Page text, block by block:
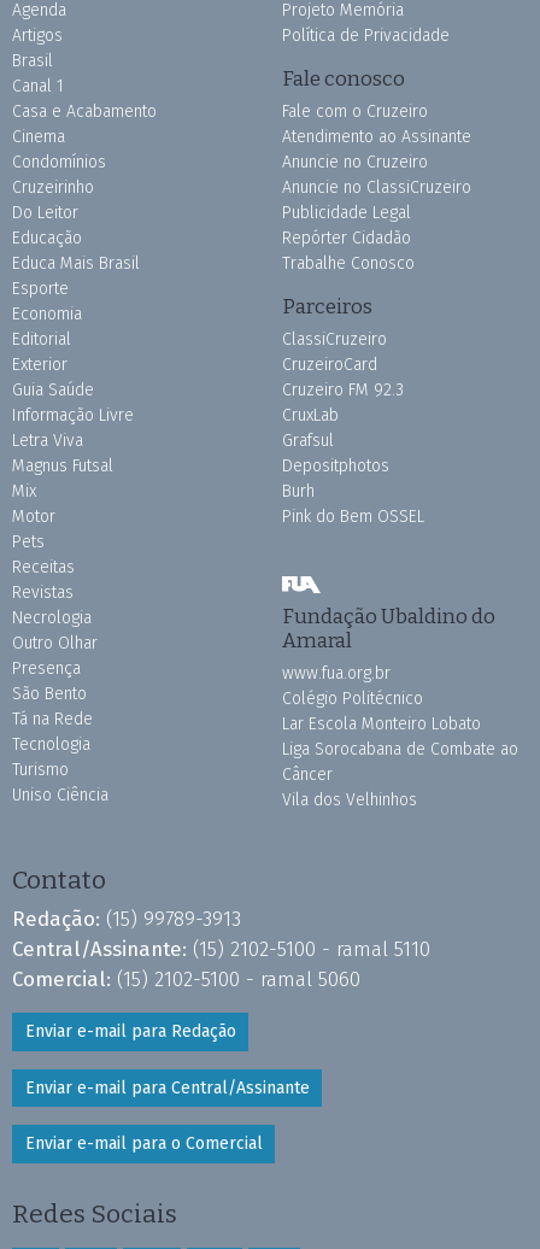
Agenda
Artigos
Brasil
Canal 1
Casa e Acabamento
Cinema
Condomínios
Cruzeirinho
Do Leitor
Educação
Educa Mais Brasil
Esporte
Economia
Editorial
Exterior
Guia Saúde
Informação Livre
Letra Viva
Magnus Futsal
Mix
Motor
Pets
Receitas
Revistas
Necrologia
Outro Olhar
Presença
São Bento
Tá na Rede
Tecnologia
Turismo
Uniso Ciência
Projeto Memória
Política de Privacidade
Fale conosco
Fale com o Cruzeiro
Atendimento ao Assinante
Anuncie no Cruzeiro
Anuncie no ClassiCruzeiro
Publicidade Legal
Repórter Cidadão
Trabalhe Conosco
Parceiros
ClassiCruzeiro
CruzeiroCard
Cruzeiro FM 92.3
CruxLab
Grafsul
Depositphotos
Burh
Pink do Bem OSSEL
Fundação Ubaldino do
Amaral
www.fua.org.br
Colégio Politécnico
Lar Escola Monteiro Lobato
Liga Sorocabana de Combate ao
Câncer
Vila dos Velhinhos
Contato
Redação: (15) 99789-3913
Central/Assinante: (15) 2102-5100 - ramal 5110
Comercial: (15) 2102-5100 - ramal 5060
Enviar e-mail para Redação
Enviar e-mail para Central/Assinante
Enviar e-mail para o Comercial
Redes Sociais